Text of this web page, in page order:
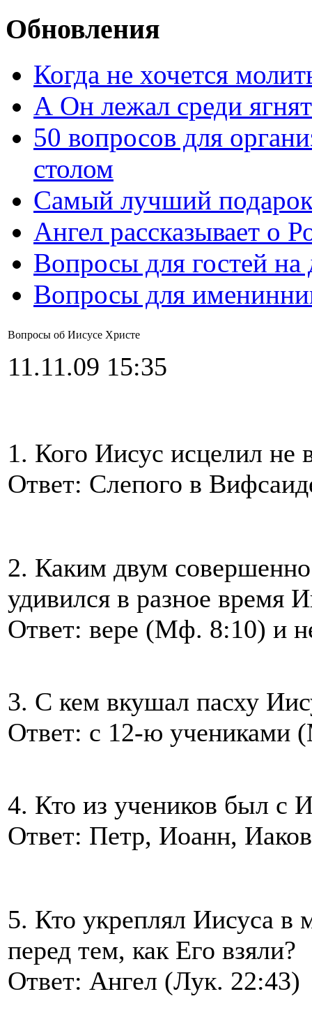
Обновления
Когда не хочется
А Он лежал среди ягнят
50 вопросов для
столом
Самый лучший
Ангел рассказывает о
Вопросы для гостей
Вопросы для
Вопросы об Иисусе Христе
11.11.09 15:35
1. Кого Иисус исцелил не
Ответ: Слепого в
2. Каким двум
удивился в разное время
Ответ: вере (Мф. 8:10) и
3. С кем вкушал пасху
Ответ: с 12-ю учениками
4. Кто из учеников был с
Ответ: Петр, Иоанн,
5. Кто укреплял Иисуса в
перед тем, как Его взяли?
Ответ: Ангел (Лук. 22:43)